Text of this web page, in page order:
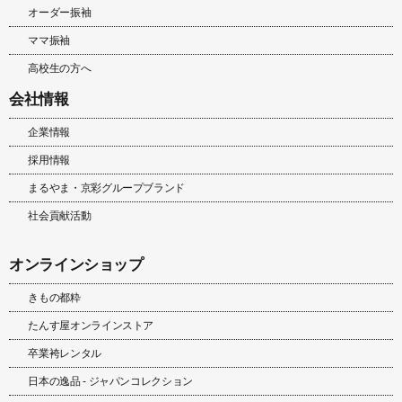
オーダー振袖
ママ振袖
高校生の方へ
会社情報
企業情報
採用情報
まるやま・京彩グループブランド
社会貢献活動
オンラインショップ
きもの都粋
たんす屋オンラインストア
卒業袴レンタル
日本の逸品 - ジャパンコレクション